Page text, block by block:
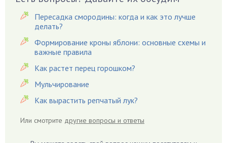
Гардения
Гацания
Гвоздики
Георгины
Герань
Гиацинт
Гибискус
Гладиолусы
Пересадка смородины: когда и как это лучше
делать?
Формирование кроны яблони: основные схемы и
важные правила
Как растет перец горошком?
Мульчирование
Как вырастить репчатый лук?
Или смотрите другие вопросы и ответы